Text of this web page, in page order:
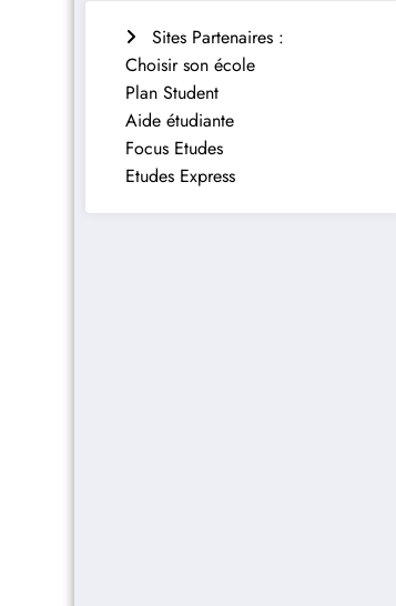
Sites Partenaires :
Choisir son école
Plan Student
Aide étudiante
Focus Etudes
Etudes Express